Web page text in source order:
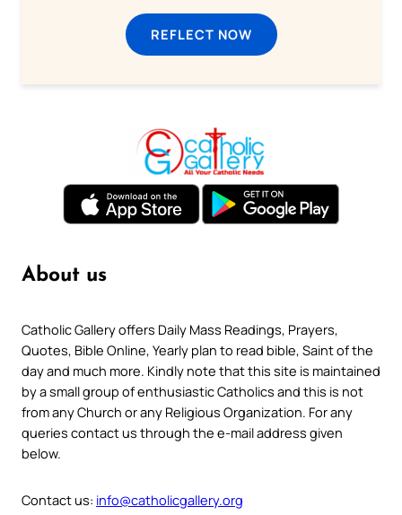
REFLECT NOW
About us
Catholic Gallery offers Daily Mass Readings, Prayers,
Quotes, Bible Online, Yearly plan to read bible, Saint of the
day and much more. Kindly note that this site is maintained
by a small group of enthusiastic Catholics and this is not
from any Church or any Religious Organization. For any
queries contact us through the e-mail address given
below.
Contact us: info@catholicgallery.org